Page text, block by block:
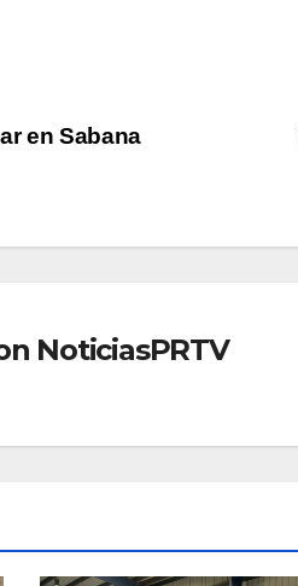
en Sabana
NoticiasPRTV